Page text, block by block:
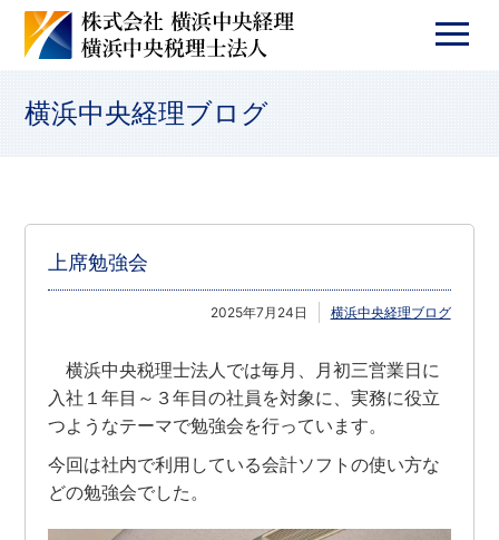
横浜中央経理ブログ
上席勉強会
2025年7月24日 横浜中央経理ブログ
横浜中央税理士法人では毎月、月初三営業日に
入社１年目～３年目の社員を対象に、実務に役立
つようなテーマで勉強会を行っています。
今回は社内で利用している会計ソフトの使い方な
どの勉強会でした。